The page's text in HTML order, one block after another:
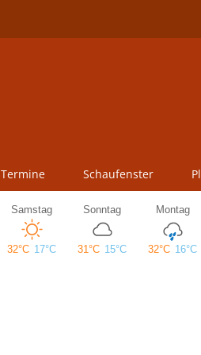
Termine Schaufenster